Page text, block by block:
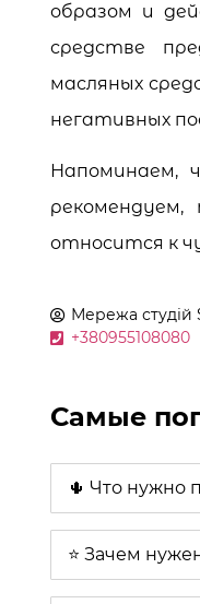
образом и
средстве
масляных
негативных
Напоминаем,
относится к
Мережа студій
+380955108080
Самые
🌵 Что нужно
⭐ Зачем